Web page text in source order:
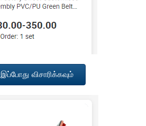
இப்போது விசாரிக்கவும்